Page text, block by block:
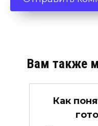
Вам также
Как